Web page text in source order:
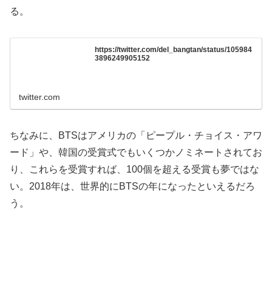
る。
https://twitter.com/del_bangtan/status/105984
3896249905152
twitter.com
ちなみに、BTSはアメリカの「ピープル・チョイス・アワ
ード」や、韓国の受賞式でもいくつかノミネートされてお
り、これらを受賞すれば、100個を超える受賞も夢ではな
い。2018年は、世界的にBTSの年になったといえるだろ
う。